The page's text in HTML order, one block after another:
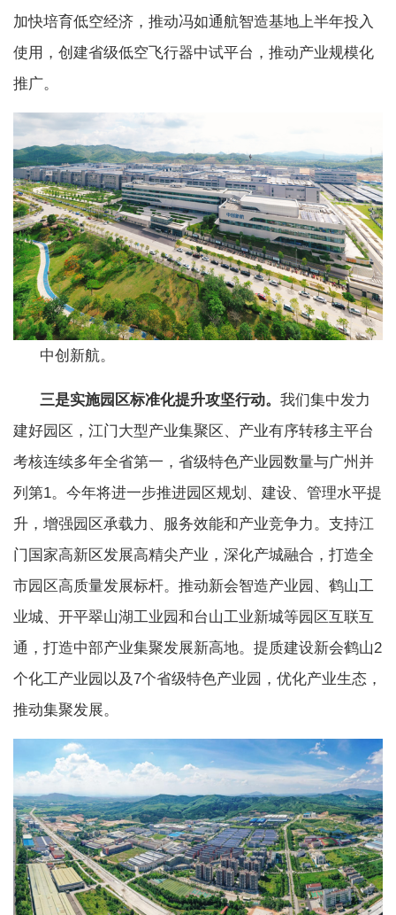
加快培育低空经济，推动冯如通航智造基地上半年投入
使用，创建省级低空飞行器中试平台，推动产业规模化
推广。
中创新航。
三是实施园区标准化提升攻坚行动。 我们集中发力
建好园区，江门大型产业集聚区、产业有序转移主平台
考核连续多年全省第一，省级特色产业园数量与广州并
列第1。今年将进一步推进园区规划、建设、管理水平提
升，增强园区承载力、服务效能和产业竞争力。支持江
门国家高新区发展高精尖产业，深化产城融合，打造全
市园区高质量发展标杆。推动新会智造产业园、鹤山工
业城、开平翠山湖工业园和台山工业新城等园区互联互
通，打造中部产业集聚发展新高地。提质建设新会鹤山2
个化工产业园以及7个省级特色产业园，优化产业生态，
推动集聚发展。